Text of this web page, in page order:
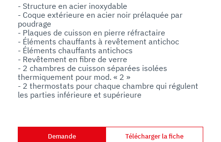
- Structure en acier inoxydable
- Coque extérieure en acier noir prélaquée par
poudrage
- Plaques de cuisson en pierre réfractaire
- Éléments chauffants à revêtement antichoc
- Éléments chauffants antichocs
- Revêtement en fibre de verre
- 2 chambres de cuisson séparées isolées
thermiquement pour mod. « 2 »
- 2 thermostats pour chaque chambre qui régulent
les parties inférieure et supérieure
Demande
Télécharger la fiche